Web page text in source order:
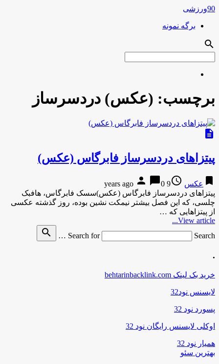
90ورزشی
برگه نمونه
search
برچسب: (عکس) دردسرساز
description
پیتزاهای دردسرساز فابرگاس (عکس)
bookmark عکس access_time
9 years ago
person chat_bubble0
پیتزاهای دردسرساز فابرگاس (عکس)سسک فابرگاس، هافبک
چلسی، که این فصل بیشتر نیمکت نشین بوده، روز گذشته عکسی
از پیتزاهایی که …
View article...
Search for
Search …
search
.
خرید بک لینک behtarinbacklink.com
لایسنس نود32
پسورد نود 32
اوکلی لایسنس رایگان نود 32
همیار نود 32
بهترین سئو